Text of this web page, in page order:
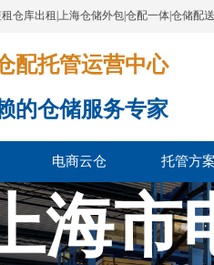
仓库出租|上海仓储外包|仓配一体|仓储配
配托管运营中心​​​​​​​​​​​​​​​​​
的仓储服务专家
电商云仓 托管方
海市